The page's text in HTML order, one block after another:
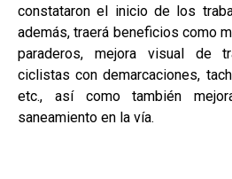
constataron el inicio de los
además, traerá beneficios como
paraderos, mejora visual de
ciclistas con demarcaciones,
etc., así como también
saneamiento en la vía.